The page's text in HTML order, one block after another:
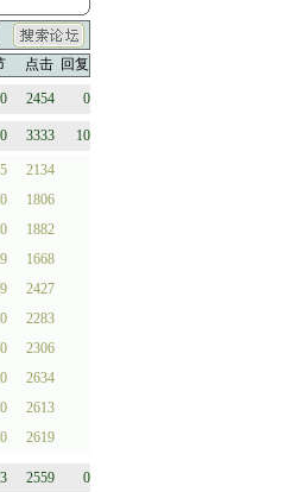
点击 回复
0 2454 0
0 3333 10
2134
0 1806
0 1882
1668
2427
0 2283
0 2306
0 2634
0 2613
0 2619
2559 0